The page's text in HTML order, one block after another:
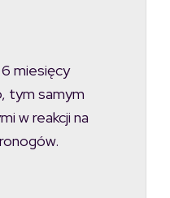
miesięcy
tym samym
w reakcji na